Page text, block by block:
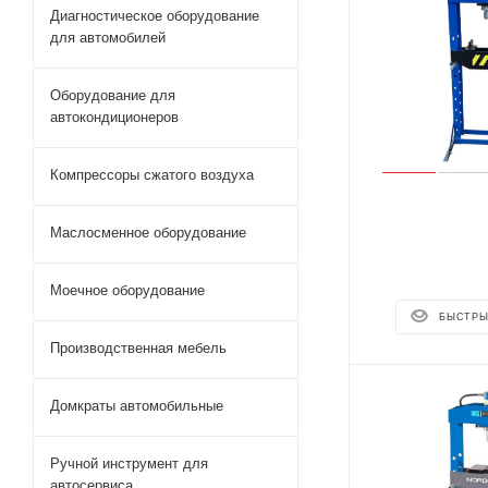
Диагностическое оборудование
для автомобилей
Оборудование для
автокондиционеров
Компрессоры сжатого воздуха
Маслосменное оборудование
Моечное оборудование
Производственная мебель
Домкраты автомобильные
Ручной инструмент для